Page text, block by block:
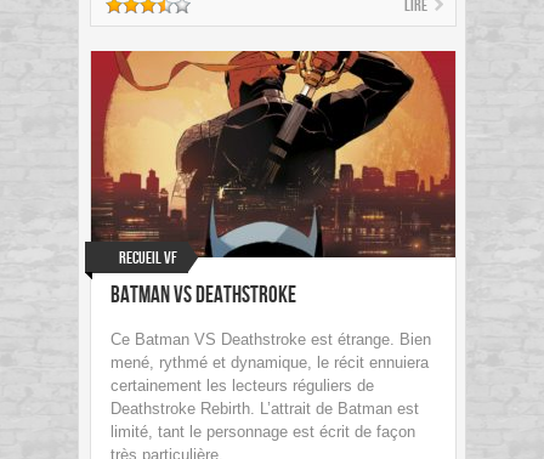
Lire
Recueil VF
Batman Vs Deathstroke
Ce Batman VS Deathstroke est étrange. Bien
mené, rythmé et dynamique, le récit ennuiera
certainement les lecteurs réguliers de
Deathstroke Rebirth. L’attrait de Batman est
limité, tant le personnage est écrit de façon
très particulière.